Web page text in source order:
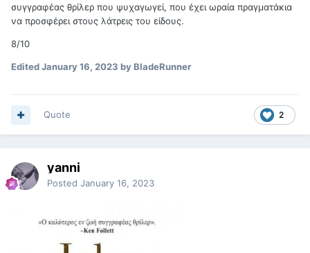
συγγραφέας θρίλερ που ψυχαγωγεί, που έχει ωραία πραγματάκια
να προσφέρει στους λάτρεις του είδους.
8/10
EditedJanuary 16, 2023 by BladeRunner
2
Quote
yanni
Posted January 16, 2023